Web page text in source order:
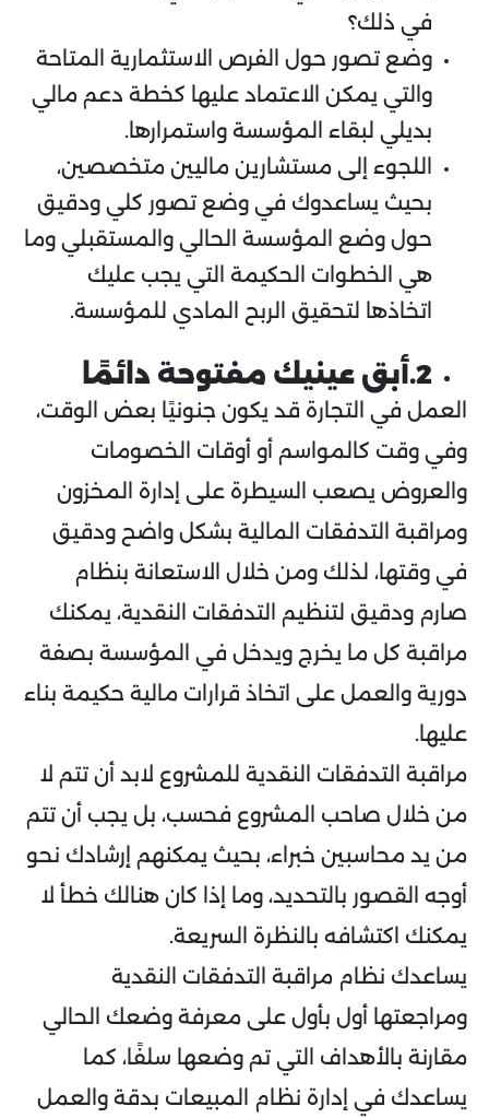
في ذلك؟
وضع تصور حول الفرص الاستثمارية المتاحة
والتي يمكن الاعتماد عليها كخطة دعم مالي
بديلي لبقاء المؤسسة واستمرارها.
اللجوء إلى مستشارين ماليين متخصصين،
بحيث يساعدوك في وضع تصور كلي ودقيق
حول وضع المؤسسة الحالي والمستقبلي وما
هي الخطوات الحكيمة التي يجب عليك
اتخاذها لتحقيق الربح المادي للمؤسسة.
2.أبق عينيك مفتوحة دائمًا
العمل في التجارة قد يكون جنونيًا بعض الوقت،
وفي وقت كالمواسم أو أوقات الخصومات
والعروض يصعب السيطرة على إدارة المخزون
ومراقبة التدفقات المالية بشكل واضح ودقيق
في وقتها، لذلك ومن خلال الاستعانة بنظام
صارم ودقيق لتنظيم التدفقات النقدية، يمكنك
مراقبة كل ما يخرج ويدخل في المؤسسة بصفة
دورية والعمل على اتخاذ قرارات مالية حكيمة بناء
عليها.
مراقبة التدفقات النقدية للمشروع لابد أن تتم لا
من خلال صاحب المشروع فحسب، بل يجب أن تتم
من يد محاسبين خبراء، بحيث يمكنهم إرشادك نحو
أوجه القصور بالتحديد، وما إذا كان هنالك خطأ لا
يمكنك اكتشافه بالنظرة السريعة.
يساعدك نظام مراقبة التدفقات النقدية
ومراجعتها أول بأول على معرفة وضعك الحالي
مقارنة بالأهداف التي تم وضعها سلفًا، كما
يساعدك في إدارة نظام المبيعات بدقة والعمل